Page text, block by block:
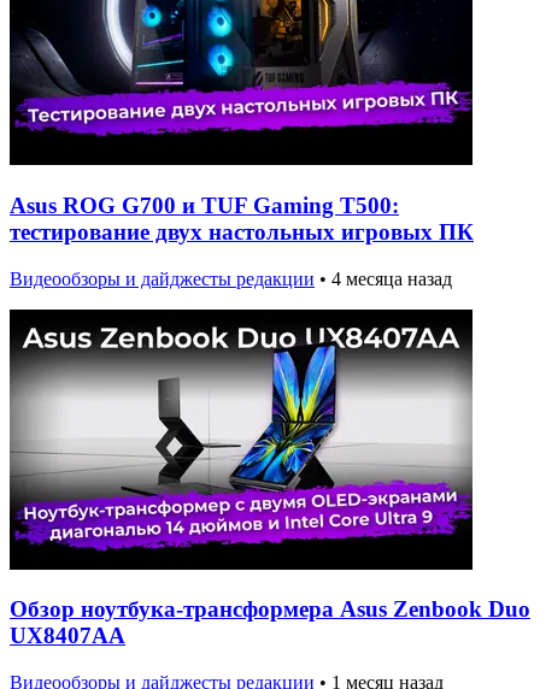
Asus ROG G700 и TUF Gaming T500:
тестирование двух настольных игровых ПК
Видеообзоры и дайджесты редакции • 4 месяца назад
Обзор ноутбука-трансформера Asus Zenbook Duo
UX8407AA
Видеообзоры и дайджесты редакции • 1 месяц назад